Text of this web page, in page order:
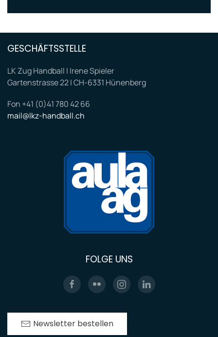
GESCHÄFTSSTELLE
LK Zug Handball | Irene Spieler
Gartenstrasse 22 | CH-6331 Hünenberg
Fon +41 (0)41 780 42 66
mail@lkz-handball.ch
FOLGE UNS
Newsletter bestellen